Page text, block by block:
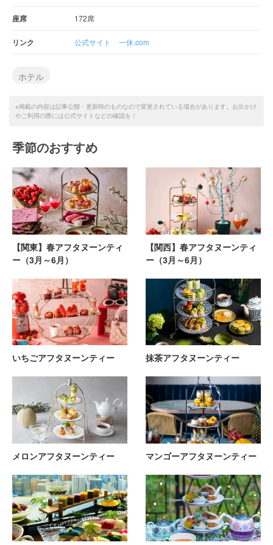
座席 172席
リンク 公式サイト 一休.com
ホテル
※掲載の内容は記事公開・更新時のものなので変更されている場合があります。お出かけ
やご利用の際には公式サイトなどの確認を！
季節のおすすめ
【関東】春アフタヌーンティ
ー（3月～6月）
【関西】春アフタヌーンティ
ー（3月～6月）
いちごアフタヌーンティー 抹茶アフタヌーンティー
メロンアフタヌーンティー マンゴーアフタヌーンティー